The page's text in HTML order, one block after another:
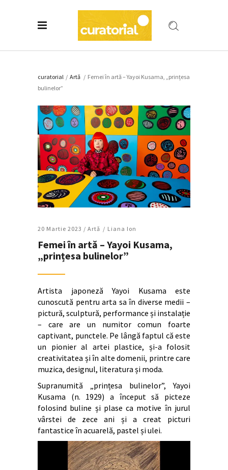
curatorial / Artǎ / Femei în artă – Yayoi Kusama, „prințesa
bulinelor”
20 Martie 2023 / Artǎ Liana Ion
Femei în artă – Yayoi Kusama,
„prințesa bulinelor”
Artista japoneză Yayoi Kusama este
cunoscută pentru arta sa în diverse medii –
pictură, sculptură, performance și instalație
– care are un numitor comun foarte
captivant, punctele. Pe lângă faptul că este
un pionier al artei plastice, și-a folosit
creativitatea și în alte domenii, printre care
muzica, designul, literatura și moda.
Supranumită „prințesa bulinelor”, Yayoi
Kusama (n. 1929) a început să picteze
folosind buline și plase ca motive în jurul
vârstei de zece ani și a creat picturi
fantastice în acuarelă, pastel și ulei.